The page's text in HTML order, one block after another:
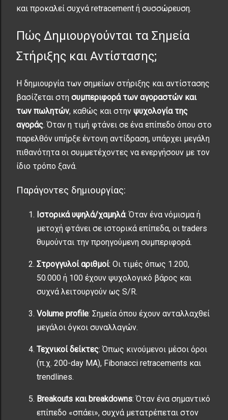
και προκαλεί συχνά retracement ή συσσώρευση.
Πώς Δημιουργούνται τα Σημεία
Στήριξης και Αντίστασης;
Η δημιουργία των σημείων στήριξης και αντίστασης
βασίζεται στη συμπεριφορά των αγοραστών και
των πωλητών, καθώς και στην ψυχολογία της
αγοράς. Όταν η τιμή φτάνει σε ένα επίπεδο όπου στο
παρελθόν υπήρξε έντονη αντίδραση, υπάρχει μεγάλη
πιθανότητα οι συμμετέχοντες να ενεργήσουν με τον
ίδιο τρόπο ξανά.
Παράγοντες δημιουργίας:
Ιστορικά υψηλά/χαμηλά: Όταν ένα νόμισμα ή
μετοχή φτάνει σε ιστορικά επίπεδα, οι traders
θυμούνται την προηγούμενη συμπεριφορά.
Στρογγυλοί αριθμοί: Οι τιμές όπως 1.200,
50.000 ή 100 έχουν ψυχολογικό βάρος και
συχνά λειτουργούν ως S/R.
Volume profile: Σημεία όπου έχουν ανταλλαχθεί
μεγάλοι όγκοι συναλλαγών.
Τεχνικοί δείκτες: Όπως κινούμενοι μέσοι όροι
(π.χ. 200-day MA), Fibonacci retracements και
trendlines.
Breakouts και breakdowns: Όταν ένα σημαντικό
επίπεδο «σπάει», συχνά μετατρέπεται στον